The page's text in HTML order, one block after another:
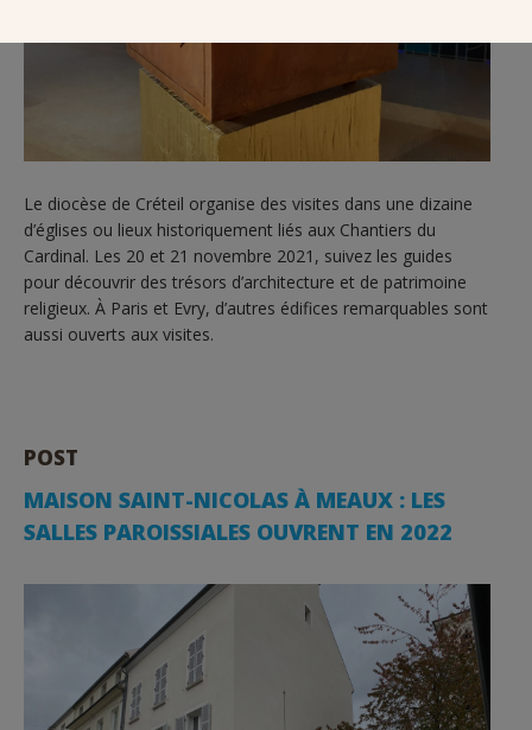
Le diocèse de Créteil organise des visites dans une dizaine
d’églises ou lieux historiquement liés aux Chantiers du
Cardinal. Les 20 et 21 novembre 2021, suivez les guides
pour découvrir des trésors d’architecture et de patrimoine
religieux. À Paris et Evry, d’autres édifices remarquables sont
aussi ouverts aux visites.
POST
MAISON SAINT-NICOLAS À MEAUX : LES
SALLES PAROISSIALES OUVRENT EN 2022